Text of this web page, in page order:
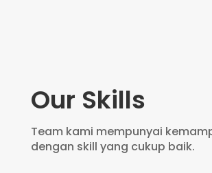
Our Skills
Team kami mempunyai
dengan skill yang cukup baik.